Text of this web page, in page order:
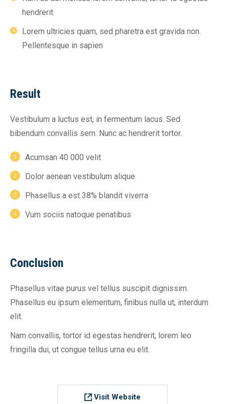
hendrerit
Lorem ultricies quam, sed pharetra est gravida non.
Pellentesque in sapien
Result
Vestibulum a luctus est, in fermentum lacus. Sed
bibendum convallis sem. Nunc ac hendrerit tortor.
Acumsan 40 000 velit
Dolor aenean vestibulum alique
Phasellus a est 38% blandit viverra
Vum sociis natoque penatibus
Conclusion
Phasellus vitae purus vel tellus suscipit dignissim.
Phasellus eu ipsum elementum, finibus nulla ut, interdum
elit.
Nam convallis, tortor id egestas hendrerit, lorem leo
fringilla dui, ut congue tellus urna eu elit.
Visit Website